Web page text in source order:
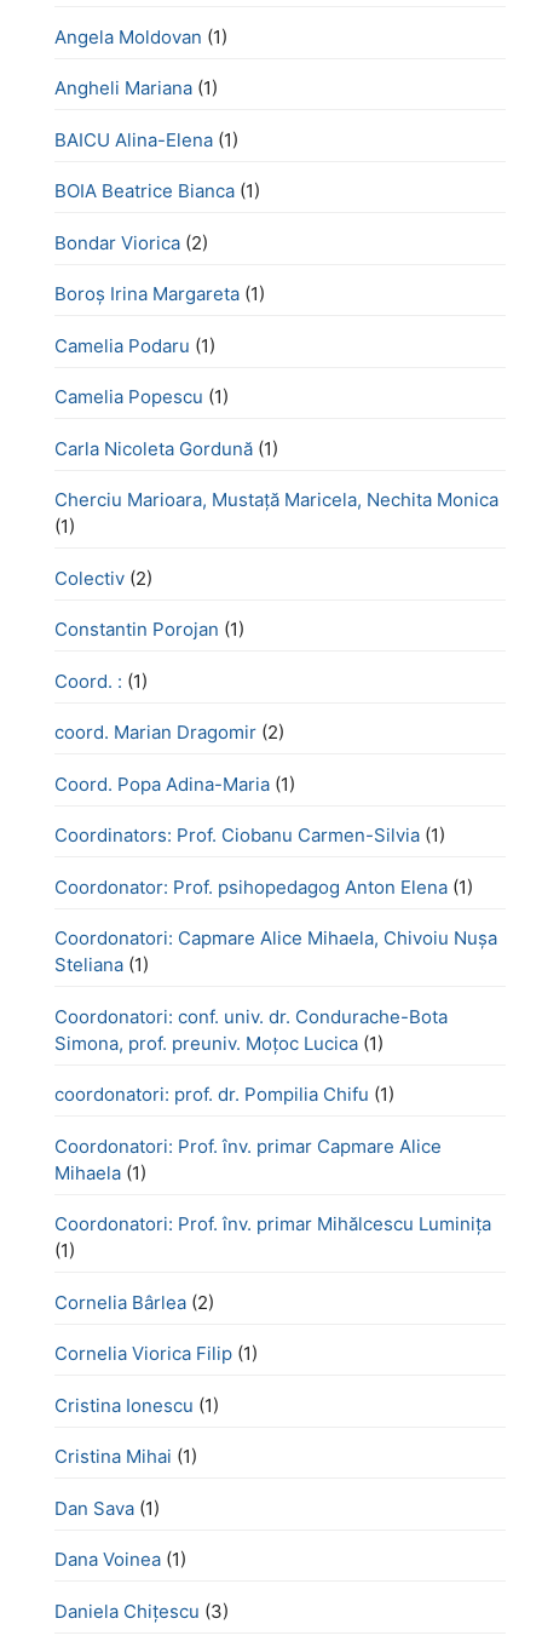
Angela Moldovan (1)
Angheli Mariana (1)
BAICU Alina-Elena (1)
BOIA Beatrice Bianca (1)
Bondar Viorica (2)
Boroş Irina Margareta (1)
Camelia Podaru (1)
Camelia Popescu (1)
Carla Nicoleta Gordună (1)
Cherciu Marioara, Mustață Maricela, Nechita Monica
(1)
Colectiv (2)
Constantin Porojan (1)
Coord. : (1)
coord. Marian Dragomir (2)
Coord. Popa Adina-Maria (1)
Coordinators: Prof. Ciobanu Carmen-Silvia (1)
Coordonator: Prof. psihopedagog Anton Elena (1)
Coordonatori: Capmare Alice Mihaela, Chivoiu Nușa
Steliana (1)
Coordonatori: conf. univ. dr. Condurache-Bota
Simona, prof. preuniv. Moțoc Lucica (1)
coordonatori: prof. dr. Pompilia Chifu (1)
Coordonatori: Prof. înv. primar Capmare Alice
Mihaela (1)
Coordonatori: Prof. înv. primar Mihălcescu Luminița
(1)
Cornelia Bârlea (2)
Cornelia Viorica Filip (1)
Cristina Ionescu (1)
Cristina Mihai (1)
Dan Sava (1)
Dana Voinea (1)
Daniela Chițescu (3)